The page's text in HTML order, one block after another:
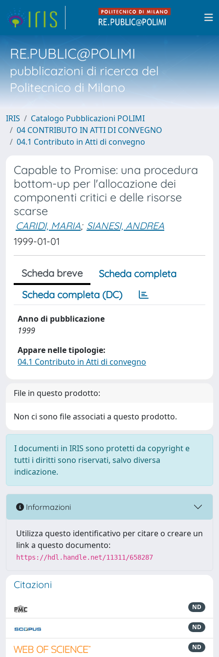
RE.PUBLIC@POLIMI
pubblicazioni di ricerca del
Politecnico di Milano
IRIS
Catalogo Pubblicazioni POLIMI
04 CONTRIBUTO IN ATTI DI CONVEGNO
04.1 Contributo in Atti di convegno
Capable to Promise: una procedura
bottom-up per l'allocazione dei
componenti critici e delle risorse
scarse
CARIDI, MARIA; SIANESI, ANDREA
1999-01-01
Scheda breve
Scheda completa
Scheda completa (DC)
Anno di pubblicazione
1999
Appare nelle tipologie:
04.1 Contributo in Atti di convegno
File in questo prodotto:
Non ci sono file associati a questo prodotto.
I documenti in IRIS sono protetti da copyright e
tutti i diritti sono riservati, salvo diversa
indicazione.
Informazioni
Utilizza questo identificativo per citare o creare un
link a questo documento:
https://hdl.handle.net/11311/658287
Citazioni
ND
ND
ND